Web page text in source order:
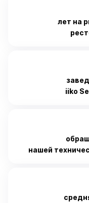
лет на
iiko
нашей